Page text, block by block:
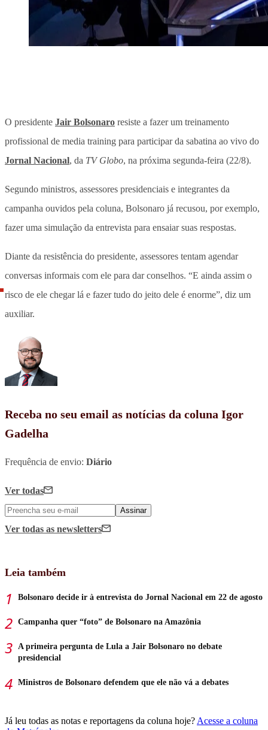
O presidente Jair Bolsonaro resiste a fazer um treinamento
profissional de media training para participar da sabatina ao vivo do
Jornal Nacional, da TV Globo, na próxima segunda-feira (22/8).
Segundo ministros, assessores presidenciais e integrantes da
campanha ouvidos pela coluna, Bolsonaro já recusou, por exemplo,
fazer uma simulação da entrevista para ensaiar suas respostas.
Diante da resistência do presidente, assessores tentam agendar
conversas informais com ele para dar conselhos. “E ainda assim o
risco de ele chegar lá e fazer tudo do jeito dele é enorme”, diz um
auxiliar.
Receba no seu email as notícias da coluna Igor
Gadelha
Frequência de envio: Diário
Ver todas
Assinar
Ver todas as newsletters
Leia também
Bolsonaro decide ir à entrevista do Jornal Nacional em 22 de agosto
Campanha quer “foto” de Bolsonaro na Amazônia
A primeira pergunta de Lula a Jair Bolsonaro no debate
presidencial
Ministros de Bolsonaro defendem que ele não vá a debates
Já leu todas as notas e reportagens da coluna hoje? Acesse a coluna